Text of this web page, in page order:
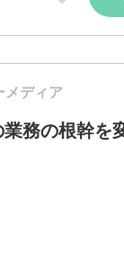
メディア
務の根幹を